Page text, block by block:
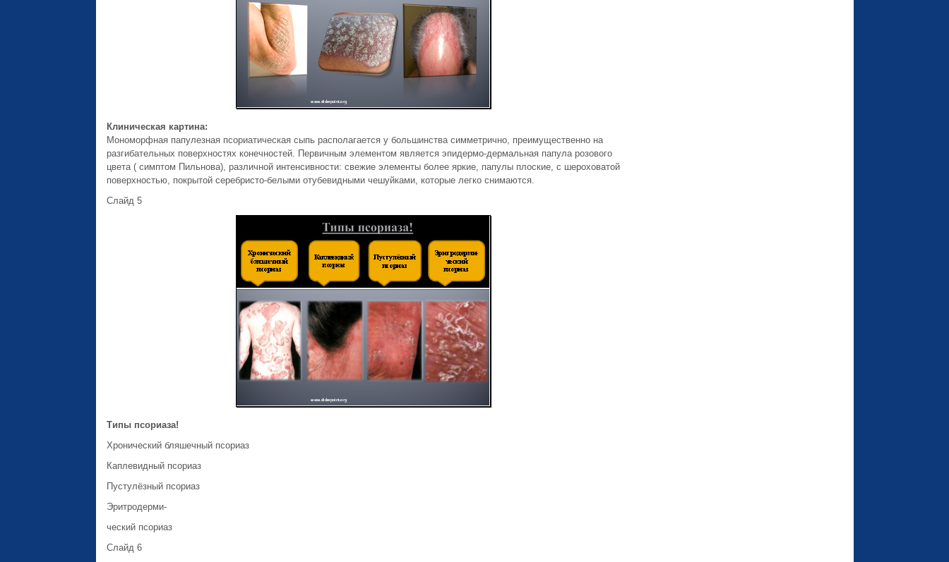
Клиническая картина:
Мономорфная папулезная псориатическая сыпь располагается у большинства симметрично, преимущественно на
разгибательных поверхностях конечностей. Первичным элементом является эпидермо-дермальная папула розового
цвета ( симптом Пильнова), различной интенсивности: свежие элементы более яркие, папулы плоские, с шероховатой
поверхностью, покрытой серебристо-белыми отубевидными чешуйками, которые легко снимаются.
Слайд 5
Типы псориаза!
Хронический бляшечный псориаз
Каплевидный псориаз
Пустулёзный псориаз
Эритродерми-
ческий псориаз
Слайд 6